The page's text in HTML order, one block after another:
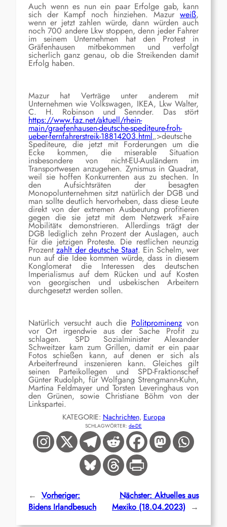
Auch wenn es nun ein paar Erfolge gab, kann
sich der Kampf noch hinziehen. Mazur weiß,
wenn er jetzt zahlen würde, dann würden auch
noch 700 andere Lkw stoppen, denn jeder Fahrer
im seinem Unternehmen hat den Protest in
Gräfenhausen mitbekommen und verfolgt
sicherlich ganz genau, ob die Streikenden damit
Erfolg haben.
Mazur hat Verträge unter anderem mit
Unternehmen wie Volkswagen, IKEA, Lkw Walter,
C. H. Robinson und Sennder. Das stört
https://www.faz.net/aktuell/rhein-
main/graefenhausen-deutsche-spediteure-froh-
ueber-fernfahrerstreik-18814203.html„>deutsche
Spediteure, die jetzt mit Forderungen um die
Ecke kommen, die miserable Situation
insbesondere von nicht-EU-Ausländern im
Transportwesen anzugehen. Zynismus in Quadrat,
weil sie hoffen Konkurrenten aus zu stechen. In
den Aufsichtsräten der besagten
Monopolunternehmen sitzt natürlich der DGB und
man sollte deutlich hervorheben, dass diese Leute
direkt von der extremen Ausbeutung profitieren
gegen die sie jetzt mit dem Netzwerk »Faire
Mobilität« demonstrieren. Allerdings trägt der
DGB lediglich zehn Prozent der Auslagen, auch
für die jetzigen Proteste. Die restlichen neunzig
Prozentzahlt der deutsche Staat. Ein Schelm, wer
nun auf die Idee kommen würde, dass in diesem
Konglomerat die Interessen des deutschen
Imperialismus auf dem Rücken und auf Kosten
von georgischen und usbekischen Arbeitern
durchgesetzt werden sollen.
Natürlich versucht auch die Politprominenz von
vor Ort irgendwie aus der Sache Profit zu
schlagen. SPD Sozialminister Alexander
Schweitzer kam zum Grillen, damit er ein paar
Fotos schießen kann, auf denen er sich als
Arbeiterfreund inszenieren kann. Gleiches gilt
seinen Parteikollegen und SPD-Fraktionschef
Günter Rudolph, für Wolfgang Strengmann-Kuhn,
Martina Feldmayer und Torsten Leveringhaus von
den Grünen, sowie Christiane Böhm von der
Linkspartei.
KATEGORIE: Nachrichten, Europa
SCHLAGWÖRTER: de-DE
← Vorheriger:
Bidens Irlandbesuch
Nächster: Aktuelles aus
Mexiko (18.04.2023) →